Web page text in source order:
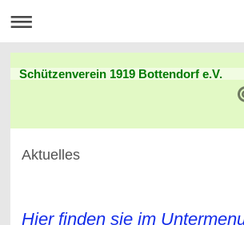
Schützenverein 1919 Bottendorf e.V.
Aktuelles
Hier finden sie im